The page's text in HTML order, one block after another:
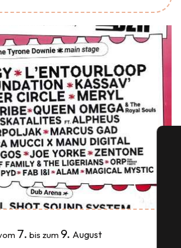
7. bis zum 9. August